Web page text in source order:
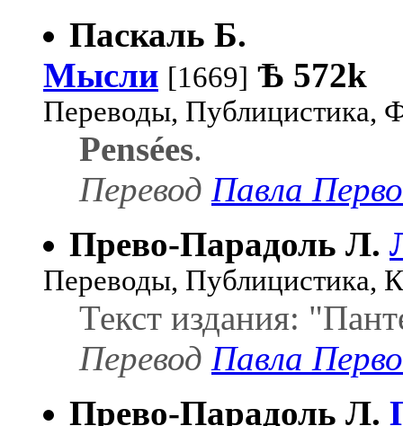
Паскаль Б.
Мысли [1669] Ѣ 572k
Переводы, Публицистика,
Pensées.
Перевод Павла
Прево-Парадоль Л.
Переводы, Публицистика,
Текст издания:
Перевод Павла
Прево-Парадоль Л.